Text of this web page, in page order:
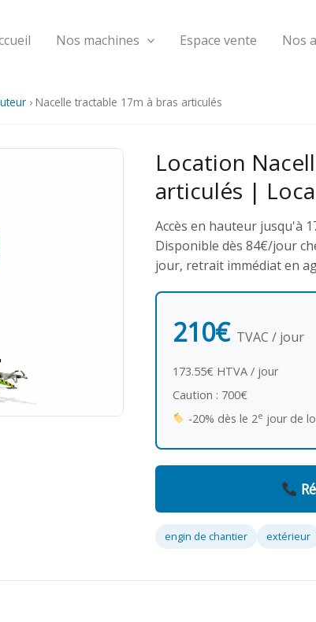
Nos machines Espace vente Nos
› Nacelle tractable 17m à bras articulés
Location
articulés |
Accès en hauteur jusqu'à
Disponible dès 84€/jour
jour, retrait immédiat en
210€ TVAC / jour
173.55€ HTVA / jour
Caution : 700€
-20% dès le 2e jour de
engin de chantier extérieur